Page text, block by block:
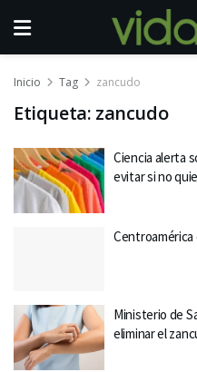
Inicio Tag zancudo
Etiqueta: zancudo
Ciencia alerta
evitar si no
Ministerio de
eliminar el